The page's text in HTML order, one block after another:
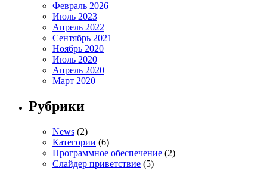
Февраль 2026
Июль 2023
Апрель 2022
Сентябрь 2021
Ноябрь 2020
Июль 2020
Апрель 2020
Март 2020
Рубрики
News (2)
Категории (6)
Программное обеспечение (2)
Слайдер приветствие (5)